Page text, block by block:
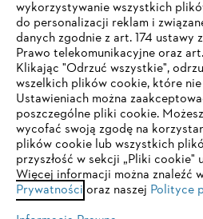
STIHL FAQ
Serwis
Polityka prywatności
TWOJA
OBSŁUGIWANA
Korzystasz z przeglądarki, której
celu optymalnego korzystania z
przejście do jednej z następujących
wykorzystywanie wszystkich
do personalizacji reklam i
danych zgodnie z art. 174 ustawy
Prawo telekomunikacyjne oraz
Klikając "Odrzuć wszystkie",
wszelkich plików cookie, które
Ustawieniach można
poszczególne pliki cookie.
wycofać swoją zgodę na
plików cookie lub wszystkich
przyszłość w sekcji „Pliki cookie"
Więcej informacji można znaleźć
Prywatności oraz naszej Polityce